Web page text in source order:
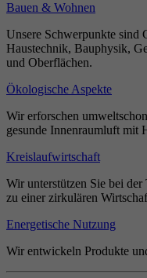
Bauen & Wohnen
Unsere Schwerpunkte sind
Haustechnik, Bauphysik,
und Oberflächen.
Ökologische Aspekte
Wir erforschen
gesunde Innenraumluft mit
Kreislaufwirtschaft
Wir unterstützen Sie bei
zu einer zirkulären
Energetische Nutzung
Wir entwickeln Produkte